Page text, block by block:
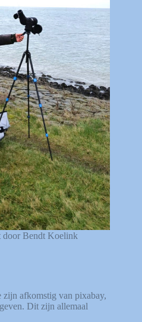
door Bendt Koelink
zijn afkomstig van pixabay,
Dit zijn allemaal